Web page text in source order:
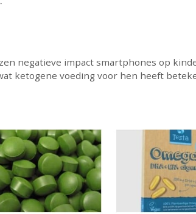
negatieve impact smartphones op
ketogene voeding voor hen heeft